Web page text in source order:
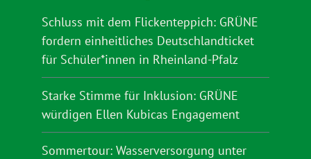
Schluss mit dem Flickenteppich: GRÜNE
fordern einheitliches Deutschlandticket
für Schüler*innen in Rheinland-Pfalz
Starke Stimme für Inklusion: GRÜNE
würdigen Ellen Kubicas Engagement
Sommertour: Wasserversorgung unter